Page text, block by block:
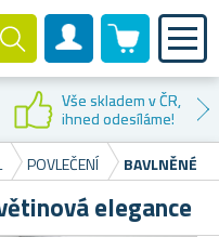
Zákaznický účet
0 produktů
Vše skladem v ČR,
ihned odesíláme!
POVLEČENÍ BAVLNĚNÉ
elegance